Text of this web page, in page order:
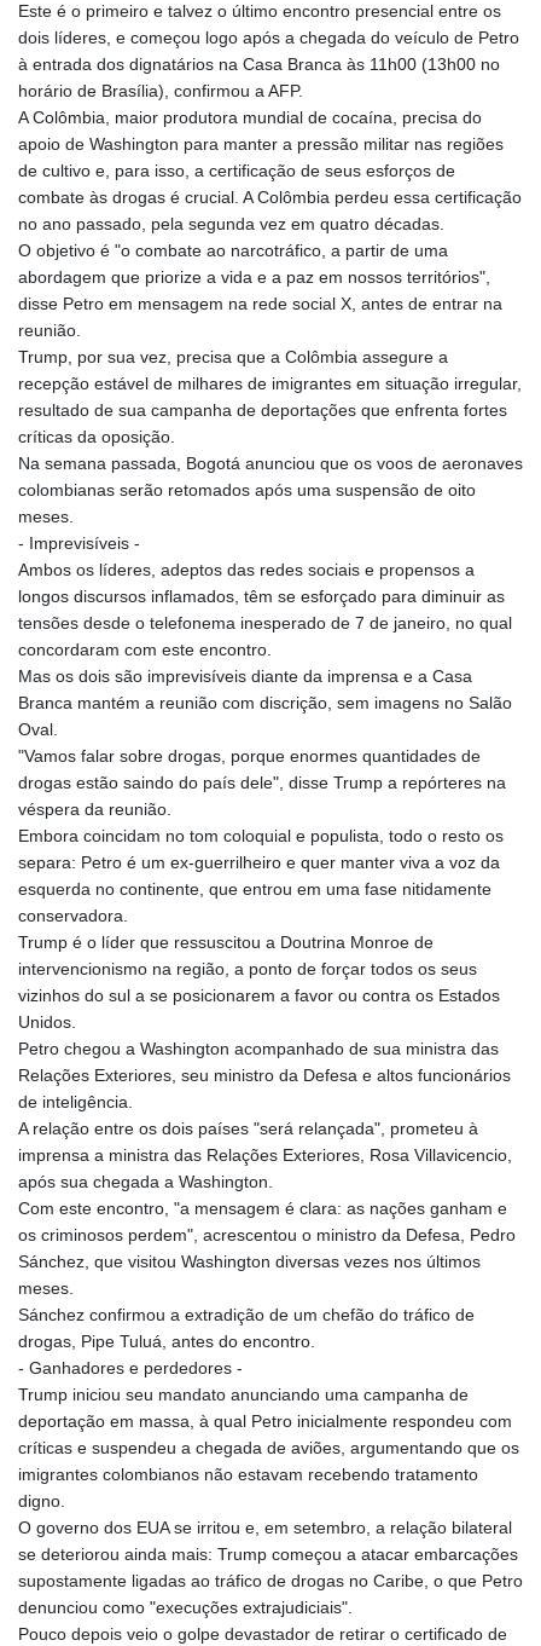
Este é o primeiro e talvez o último encontro presencial entre os
dois líderes, e começou logo após a chegada do veículo de Petro
à entrada dos dignatários na Casa Branca às 11h00 (13h00 no
horário de Brasília), confirmou a AFP.
A Colômbia, maior produtora mundial de cocaína, precisa do
apoio de Washington para manter a pressão militar nas regiões
de cultivo e, para isso, a certificação de seus esforços de
combate às drogas é crucial. A Colômbia perdeu essa certificação
no ano passado, pela segunda vez em quatro décadas.
O objetivo é "o combate ao narcotráfico, a partir de uma
abordagem que priorize a vida e a paz em nossos territórios",
disse Petro em mensagem na rede social X, antes de entrar na
reunião.
Trump, por sua vez, precisa que a Colômbia assegure a
recepção estável de milhares de imigrantes em situação irregular,
resultado de sua campanha de deportações que enfrenta fortes
críticas da oposição.
Na semana passada, Bogotá anunciou que os voos de aeronaves
colombianas serão retomados após uma suspensão de oito
meses.
- Imprevisíveis -
Ambos os líderes, adeptos das redes sociais e propensos a
longos discursos inflamados, têm se esforçado para diminuir as
tensões desde o telefonema inesperado de 7 de janeiro, no qual
concordaram com este encontro.
Mas os dois são imprevisíveis diante da imprensa e a Casa
Branca mantém a reunião com discrição, sem imagens no Salão
Oval.
"Vamos falar sobre drogas, porque enormes quantidades de
drogas estão saindo do país dele", disse Trump a repórteres na
véspera da reunião.
Embora coincidam no tom coloquial e populista, todo o resto os
separa: Petro é um ex-guerrilheiro e quer manter viva a voz da
esquerda no continente, que entrou em uma fase nitidamente
conservadora.
Trump é o líder que ressuscitou a Doutrina Monroe de
intervencionismo na região, a ponto de forçar todos os seus
vizinhos do sul a se posicionarem a favor ou contra os Estados
Unidos.
Petro chegou a Washington acompanhado de sua ministra das
Relações Exteriores, seu ministro da Defesa e altos funcionários
de inteligência.
A relação entre os dois países "será relançada", prometeu à
imprensa a ministra das Relações Exteriores, Rosa Villavicencio,
após sua chegada a Washington.
Com este encontro, "a mensagem é clara: as nações ganham e
os criminosos perdem", acrescentou o ministro da Defesa, Pedro
Sánchez, que visitou Washington diversas vezes nos últimos
meses.
Sánchez confirmou a extradição de um chefão do tráfico de
drogas, Pipe Tuluá, antes do encontro.
- Ganhadores e perdedores -
Trump iniciou seu mandato anunciando uma campanha de
deportação em massa, à qual Petro inicialmente respondeu com
críticas e suspendeu a chegada de aviões, argumentando que os
imigrantes colombianos não estavam recebendo tratamento
digno.
O governo dos EUA se irritou e, em setembro, a relação bilateral
se deteriorou ainda mais: Trump começou a atacar embarcações
supostamente ligadas ao tráfico de drogas no Caribe, o que Petro
denunciou como "execuções extrajudiciais".
Pouco depois veio o golpe devastador de retirar o certificado de